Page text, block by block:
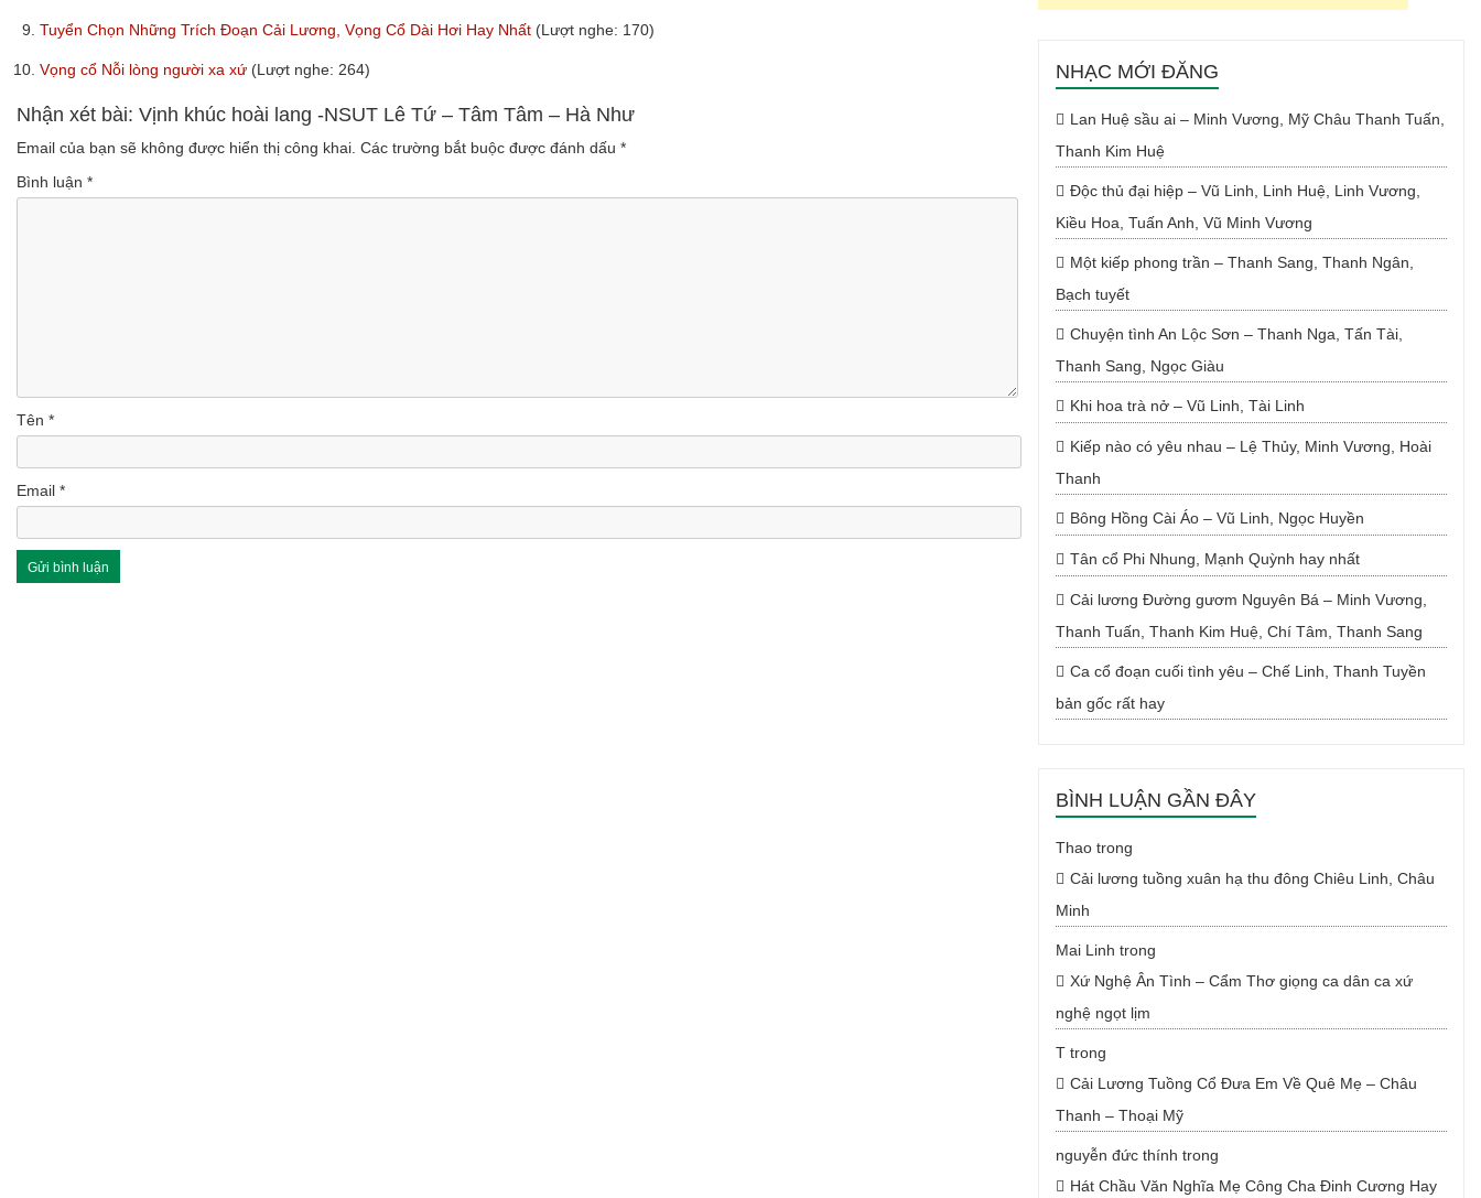
9. Tuyển Chọn Những Trích Đoạn Cải Lương, Vọng Cổ Dài Hơi Hay Nhất (Lượt nghe: 170)
10. Vọng cổ Nỗi lòng người xa xứ (Lượt nghe: 264)
Nhận xét bài: Vịnh khúc hoài lang -NSUT Lê Tứ – Tâm Tâm – Hà Như
Email của bạn sẽ không được hiển thị công khai. Các trường bắt buộc được đánh dấu *
Bình luận *
Tên *
Email *
NHẠC MỚI ĐĂNG
Lan Huệ sầu ai – Minh Vương, Mỹ Châu Thanh Tuấn,
Thanh Kim Huệ
Độc thủ đại hiệp – Vũ Linh, Linh Huệ, Linh Vương,
Kiều Hoa, Tuấn Anh, Vũ Minh Vương
Một kiếp phong trần – Thanh Sang, Thanh Ngân,
Bạch tuyết
Chuyện tình An Lộc Sơn – Thanh Nga, Tấn Tài,
Thanh Sang, Ngọc Giàu
Khi hoa trà nở – Vũ Linh, Tài Linh
Kiếp nào có yêu nhau – Lệ Thủy, Minh Vương, Hoài
Thanh
Bông Hồng Cài Áo – Vũ Linh, Ngọc Huyền
Tân cổ Phi Nhung, Mạnh Quỳnh hay nhất
Cải lương Đường gươm Nguyên Bá – Minh Vương,
Thanh Tuấn, Thanh Kim Huệ, Chí Tâm, Thanh Sang
Ca cổ đoạn cuối tình yêu – Chế Linh, Thanh Tuyền
bản gốc rất hay
BÌNH LUẬN GẦN ĐÂY
Thaotrong
Cải lương tuồng xuân hạ thu đông Chiêu Linh, Châu
Minh
Mai Linh trong
Xứ Nghệ Ân Tình – Cẩm Thơ giọng ca dân ca xứ
nghệ ngọt lịm
Ttrong
Cải Lương Tuồng Cổ Đưa Em Về Quê Mẹ – Châu
Thanh – Thoại Mỹ
nguyễn đức thính trong
Hát Chầu Văn Nghĩa Mẹ Công Cha Đinh Cương Hay